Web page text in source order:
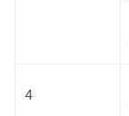
4